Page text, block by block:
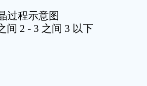
过程示意图
间 2 - 3 之间 3 以下